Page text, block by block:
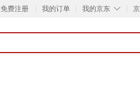
免费注册 我的订单 ◇
我的京东